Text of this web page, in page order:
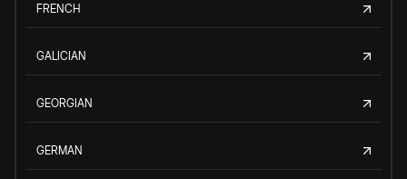
FRENCH
GALICIAN
GEORGIAN
GERMAN